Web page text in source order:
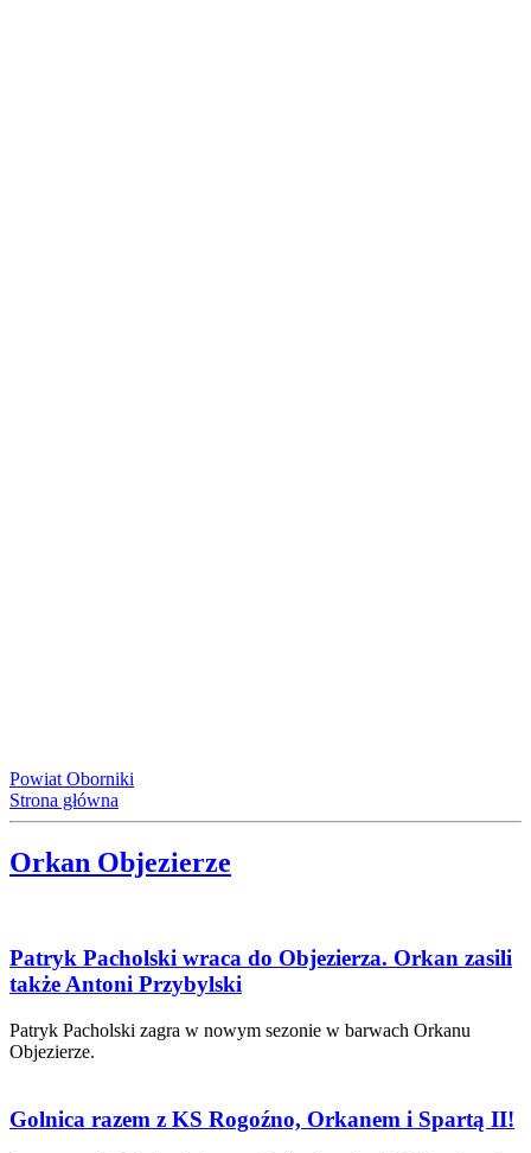
Powiat Oborniki
Strona główna
Orkan Objezierze
Patryk Pacholski wraca do Objezierza. Orkan zasili
także Antoni Przybylski
Patryk Pacholski zagra w nowym sezonie w barwach Orkanu
Objezierze.
Golnica razem z KS Rogoźno, Orkanem i Spartą II!